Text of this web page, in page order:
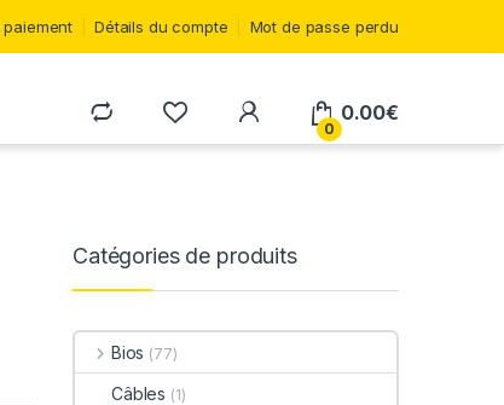
Détails du compte Mot de passe perdu
0
0.00€
Catégories de produits
Bios (77)
Câbles (1)